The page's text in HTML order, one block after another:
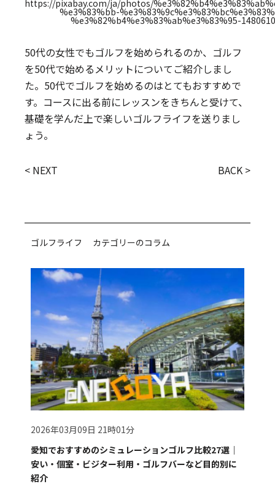
50代の女性でもゴルフを始められるのか、ゴルフ
を50代で始めるメリットについてご紹介しまし
た。50代でゴルフを始めるのはとてもおすすめで
す。コースに出る前にレッスンをきちんと受けて、
基礎を学んだ上で楽しいゴルフライフを送りまし
ょう。
< NEXT BACK >
ゴルフライフ カテゴリーのコラム
2026年03月09日 21時01分
愛知でおすすめのシミュレーションゴルフ比較27選｜
安い・個室・ビジター利用・ゴルフバーなど目的別に
紹介